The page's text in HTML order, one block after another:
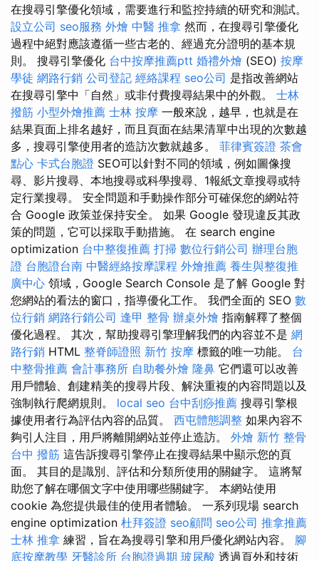
在搜尋引擎優化領域，需要進行和監控持續的研究和測試。
設立公司 seo服務 外燴 中醫 推拿 然而，在搜尋引擎優化
過程中絕對應該遵循一些古老的、經過充分證明的基本規
則。 搜尋引擎優化 台中按摩推薦ptt 婚禮外燴 (SEO) 按摩
學徒 網路行銷 公司登記 經絡課程 seo公司 是指改善網站
在搜尋引擎中「自然」或非付費搜尋結果中的外觀。 士林
撥筋 小型外燴推薦 士林 按摩 一般來說，越早，也就是在
結果頁面上排名越好，而且頁面在結果清單中出現的次數越
多，搜尋引擎使用者的造訪次數就越多。 菲律賓簽證 茶會
點心 卡式台胞證 SEO可以針對不同的領域，例如圖像搜
尋、影片搜尋、本地搜尋或科學搜尋、1報紙文章搜尋或特
定行業搜尋。 安全問題和手動操作部分可確保您的網站符
合 Google 政策並保持安全。 如果 Google 發現違反其政
策的問題，它可以採取手動措施。 在 search engine
optimization 台中整復推薦 打掃 數位行銷公司 辦理台胞
證 台胞證台南 中醫經絡按摩課程 外燴推薦 養生與整復推
廣中心 領域，Google Search Console 是了解 Google 對
您網站的看法的窗口，指導優化工作。 我們全面的 SEO 數
位行銷 網路行銷公司 逢甲 整骨 辦桌外燴 指南解釋了整個
優化過程。 其次，幫助搜尋引擎理解我們的內容並不是 網
路行銷 HTML 整脊師證照 新竹 按摩 標籤的唯一功能。 台
中整骨推薦 會計事務所 自助餐外燴 隆鼻 它們還可以改善
用戶體驗、創建精美的搜尋片段、解決重複的內容問題以及
強制執行爬網規則。 local seo 台中刮痧推薦 搜尋引擎根
據使用者行為評估內容的品質。 西屯體態調整 如果內容不
夠引人注目，用戶將離開網站並停止造訪。 外燴 新竹 整骨
台中 撥筋 這告訴搜尋引擎停止在搜尋結果中顯示您的頁
面。 其目的是識別、評估和分類所使用的關鍵字。 這將幫
助您了解在哪個文字中使用哪些關鍵字。 本網站使用
cookie 為您提供最佳的使用者體驗。 一系列現場 search
engine optimization 杜拜簽證 seo顧問 seo公司 推拿推薦
士林 推拿 練習，旨在為搜尋引擎和用戶優化網站內容。 腳
底按摩教學 牙醫診所 台胞證過期 玻尿酸 透過頁外和技術